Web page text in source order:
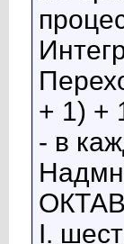
+ 1) +
- в
I.